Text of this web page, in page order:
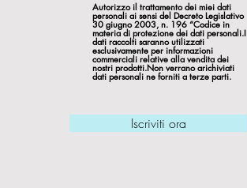
Autorizzo il trattamento dei miei dati
personali ai sensi del Decreto Legislativo
30 giugno 2003, n. 196 “Codice in
materia di protezione dei dati personali.I
dati raccolti saranno utilizzati
esclusivamente per informazioni
commerciali relative alla vendita dei
nostri prodotti.Non verrano arichiviati
dati personali ne forniti a terze parti.
Iscriviti ora